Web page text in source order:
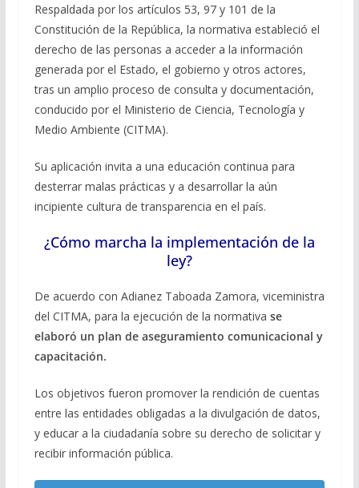
Respaldada por los artículos 53, 97 y 101 de la
Constitución de la República, la normativa estableció el
derecho de las personas a acceder a la información
generada por el Estado, el gobierno y otros actores,
tras un amplio proceso de consulta y documentación,
conducido por el Ministerio de Ciencia, Tecnología y
Medio Ambiente (CITMA).
Su aplicación invita a una educación continua para
desterrar malas prácticas y a desarrollar la aún
incipiente cultura de transparencia en el país.
¿Cómo marcha la implementación de la
ley?
De acuerdo con Adianez Taboada Zamora, viceministra
del CITMA, para la ejecución de la normativa se
elaboró un plan de aseguramiento comunicacional y
capacitación.
Los objetivos fueron promover la rendición de cuentas
entre las entidades obligadas a la divulgación de datos,
y educar a la ciudadanía sobre su derecho de solicitar y
recibir información pública.